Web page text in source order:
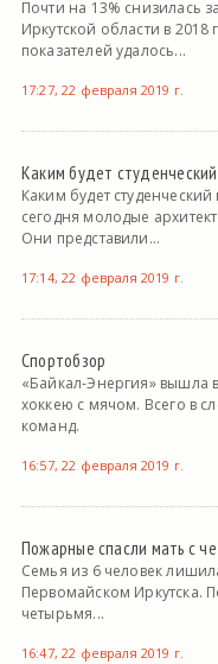
Почти на 13% снизилась
Иркутской области в
показателей удалось...
17:27, 22 февраля 2019 г.
Каким будет
Каким будет
сегодня молодые
Они представили...
17:14, 22 февраля 2019 г.
Спортобзор
«Байкал-Энергия» вышла
хоккею с мячом. Всего в
команд.
16:57, 22 февраля 2019 г.
Пожарные спасли мать с
Семья из 6 человек
Первомайском Иркутска.
четырьмя...
16:47, 22 февраля 2019 г.